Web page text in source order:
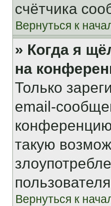
счётчика
Вернуться к
» Когда я
на
Только
email-
такую
Вернуться к